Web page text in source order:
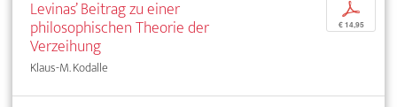
Levinas’ Beitrag zu einer
philosophischen Theorie der
Verzeihung
Klaus-M. Kodalle
p
€ 14,95